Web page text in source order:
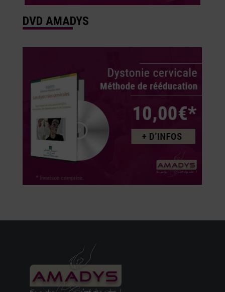
DVD AMADYS